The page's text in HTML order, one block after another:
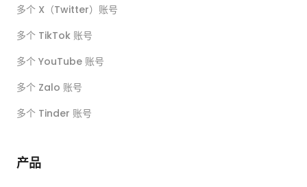
多个 X（Twitter）账号
多个 TikTok 账号
多个 YouTube 账号
多个 Zalo 账号
多个 Tinder 账号
产品